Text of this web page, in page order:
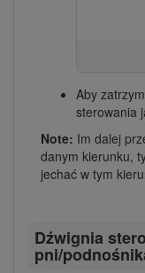
Aby
sterowania
Note: Im dalej
danym kierunku,
jechać w tym
Dźwignia
pni/